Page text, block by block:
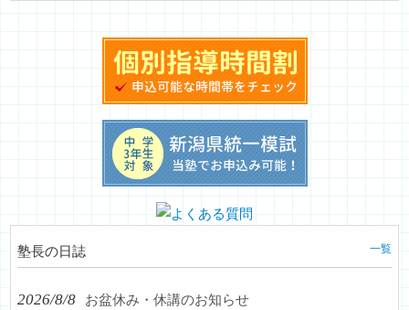
塾長の日誌 一覧
2026/8/8 お盆休み・休講のお知らせ